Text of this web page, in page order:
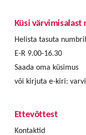
Küsi värvimisalast
Helista tasuta
E-R 9.00-16.30
Saada oma küsimus
või kirjuta e-kiri:
Ettevõttest
Kontaktid